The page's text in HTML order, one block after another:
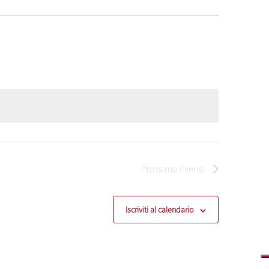
Prossimo Eventi
Iscriviti al calendario